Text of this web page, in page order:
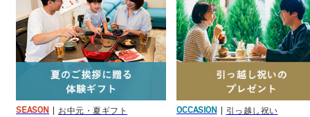
SEASON お中元・夏ギフト OCCASION 引っ越し祝い